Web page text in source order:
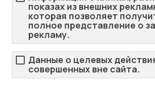
показах из внешних
которая позволяет
полное представление о
рекламу.
Данные о целевых
совершенных вне сайта.